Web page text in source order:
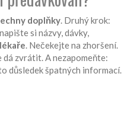
doplňky. Druhý krok:
si názvy, dávky,
. Nečekejte na zhoršení.
zvrátit. A nezapomeňte:
důsledek špatných informací.